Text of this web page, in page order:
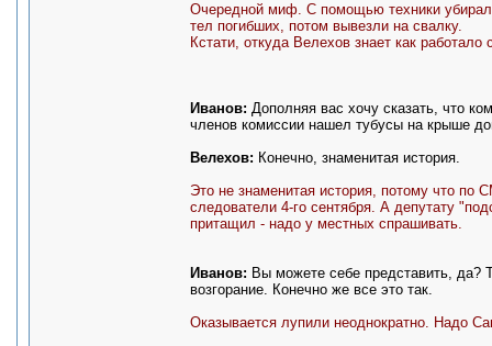
Очередной миф. С помощью техники
тел погибших, потом вывезли на свалку.
Кстати, откуда Велехов знает как работало
Иванов: Дополняя вас хочу сказать, что
членов комиссии нашел тубусы на крыше
Велехов: Конечно, знаменитая история.
Это не знаменитая история, потому что по
следователи 4-го сентября. А депутату
притащил - надо у местных спрашивать.
Иванов: Вы можете себе представить, да?
возгорание. Конечно же все это так.
Оказывается лупили неоднократно. Надо